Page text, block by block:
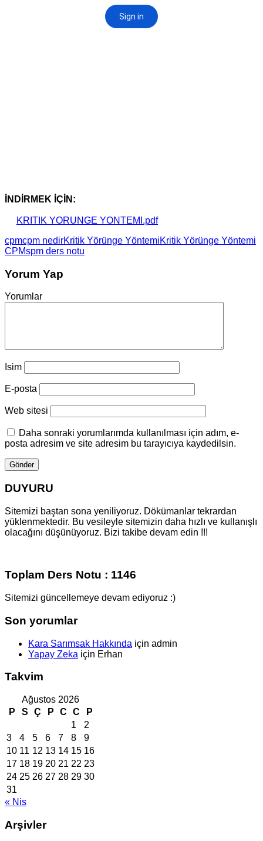
İNDİRMEK İÇİN:
KRITIK YORUNGE YONTEMI.pdf
cpmcpm nedirKritik Yörünge YöntemiKritik Yörünge Yöntemi
CPMspm ders notu
Yorum Yap
Yorumlar
Isim
E-posta
Web sitesi
Daha sonraki yorumlarımda kullanılması için adım, e-
posta adresim ve site adresim bu tarayıcıya kaydedilsin.
DUYURU
Sitemizi baştan sona yeniliyoruz. Dökümanlar tekrardan
yüklenmektedir. Bu vesileyle sitemizin daha hızlı ve kullanışlı
olacağını düşünüyoruz. Bizi takibe devam edin !!!
Toplam Ders Notu : 1146
Sitemizi güncellemeye devam ediyoruz :)
Son yorumlar
Kara Sarımsak Hakkında için admin
Yapay Zeka için Erhan
Takvim
Ağustos 2026
P
S Ç P C C
P
1
2
3
4 5 6 7 8
9
10 11 12 13 14 15 16
17 18 19 20 21 22 23
24 25 26 27 28 29 30
31
« Nis
Arşivler